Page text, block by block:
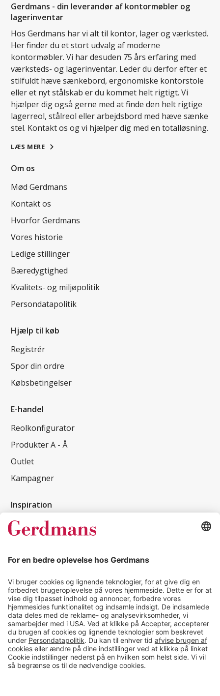
Gerdmans - din leverandør af kontormøbler og
lagerinventar
Hos Gerdmans har vi alt til kontor, lager og værksted.
Her finder du et stort udvalg af moderne
kontormøbler. Vi har desuden 75 års erfaring med
værksteds- og lagerinventar. Leder du derfor efter et
stilfuldt hæve sænkebord, ergonomiske kontorstole
eller et nyt stålskab er du kommet helt rigtigt. Vi
hjælper dig også gerne med at finde den helt rigtige
lagerreol, stålreol eller arbejdsbord med hæve sænke
stel. Kontakt os og vi hjælper dig med en totalløsning.
LÆS MERE
Om os
Mød Gerdmans
Kontakt os
Hvorfor Gerdmans
Vores historie
Ledige stillinger
Bæredygtighed
Kvalitets- og miljøpolitik
Persondatapolitik
Hjælp til køb
Registrér
Spor din ordre
Købsbetingelser
E-handel
Reolkonfigurator
Produkter A - Å
Outlet
Kampagner
Inspiration
Kundereferencer
Tips & guides
Kontakt
salg@gerdmans.dk
49 18 07 07
Salgsafdeling åbningstider
08.00-16.00